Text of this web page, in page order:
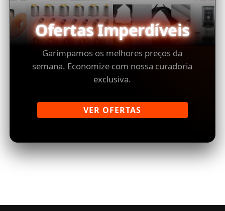
Ofertas Imperdíveis
Garimpamos os melhores preços da
semana. Economize com nossa curadoria
exclusiva.
VER OFERTAS